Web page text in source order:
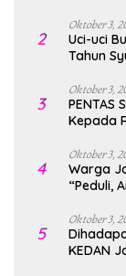
2
Oktober 3,
Uci-uci
Tahun
3
Oktober 3,
PENTAS
Kepada
4
Oktober 3,
Warga
“Peduli,
5
Oktober 3,
KEDAN